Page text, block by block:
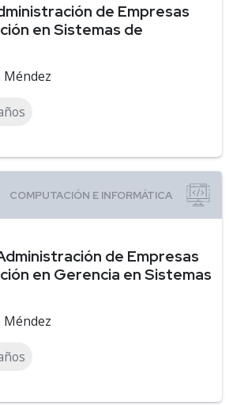
de Empresas
en Sistemas de
Méndez
de Empresas
en Gerencia en Sistemas
Méndez